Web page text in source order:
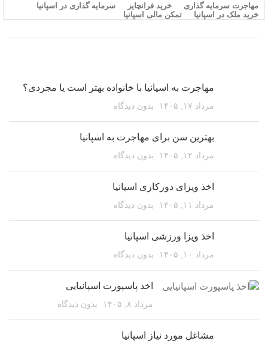
مهاجرت سرمایه گذاری خرید فرانچایز
سرمایه گذاری در اسپانیا
خرید ملک در اسپانیا
تمکن مالی اسپانیا
مهاجرت به اسپانیا با خانواده بهتر است یا مجردی؟
مرداد ۱۷, ۱۴۰۵ بدون دیدگاه
بهترین سن برای مهاجرت به اسپانیا
مرداد ۱۲, ۱۴۰۵ بدون دیدگاه
اخذ ویزای دورکاری اسپانیا
مرداد ۱۱, ۱۴۰۵ بدون دیدگاه
اخذ ویزا ورزشی اسپانیا
مرداد ۱۰, ۱۴۰۵ بدون دیدگاه
اخذ پاسپورت اسپانیایی
مرداد ۸, ۱۴۰۵ بدون دیدگاه
مشاغل مورد نیاز اسپانیا